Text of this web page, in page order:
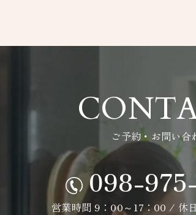
ご予約・お問い合
098-
営業時間 9：00～17：00 / 休